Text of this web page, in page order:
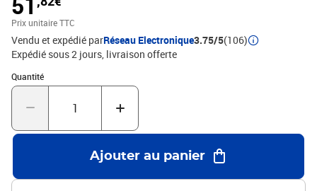
cette table basse assurent robustesse et stabilité.Couleur : chêne
marronMatériau : bois d'ingénierie, ferDimensions : 90 x 60 x 35
cm (L x l x H)L'assemblage est requis
Prix unitaire TTC
Vendu et expédié parRéseau Electronique3.75/5(106)
Expédié sous 2 jours livraison offerte
Quantité
Quantité : 1
Ajouter au panier